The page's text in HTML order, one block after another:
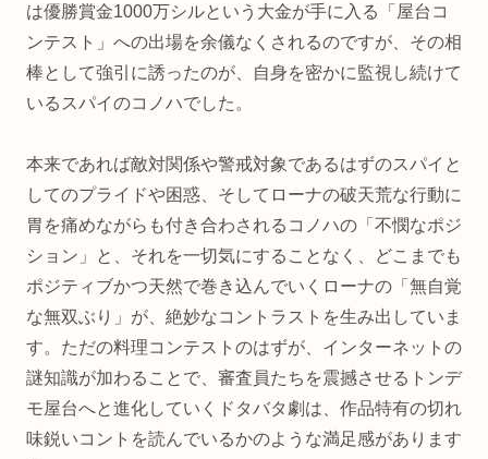
は優勝賞金1000万シルという大金が手に入る「屋台コ
ンテスト」への出場を余儀なくされるのですが、その相
棒として強引に誘ったのが、自身を密かに監視し続けて
いるスパイのコノハでした。
本来であれば敵対関係や警戒対象であるはずのスパイと
してのプライドや困惑、そしてローナの破天荒な行動に
胃を痛めながらも付き合わされるコノハの「不憫なポジ
ション」と、それを一切気にすることなく、どこまでも
ポジティブかつ天然で巻き込んでいくローナの「無自覚
な無双ぶり」が、絶妙なコントラストを生み出していま
す。ただの料理コンテストのはずが、インターネットの
謎知識が加わることで、審査員たちを震撼させるトンデ
モ屋台へと進化していくドタバタ劇は、作品特有の切れ
味鋭いコントを読んでいるかのような満足感があります